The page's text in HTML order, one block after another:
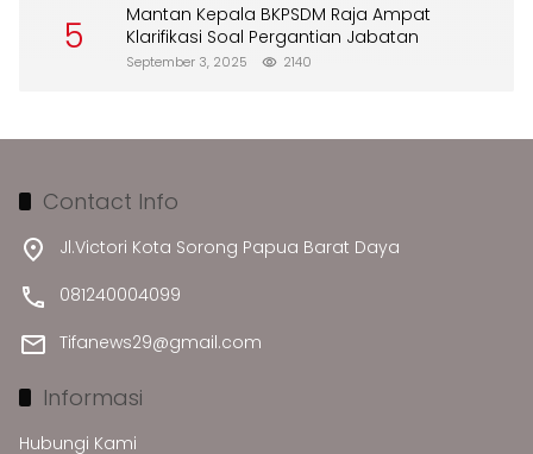
5
Mantan Kepala BKPSDM Raja Ampat
Klarifikasi Soal Pergantian Jabatan
September 3, 2025 2140
Contact Info
Jl.Victori Kota Sorong Papua Barat Daya
081240004099
Tifanews29@gmail.com
Informasi
Hubungi Kami